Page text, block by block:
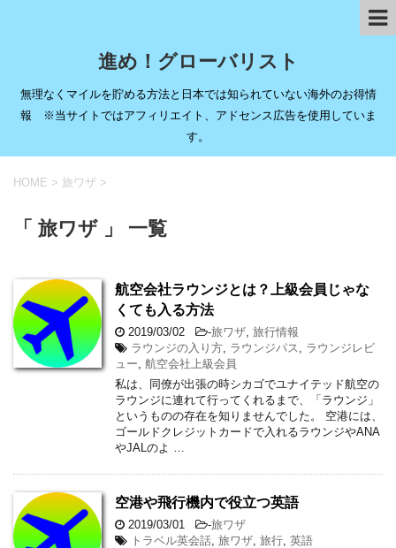
進め！グローバリスト
無理なくマイルを貯める方法と日本では知られていない海外のお得情
報 ※当サイトではアフィリエイト、アドセンス広告を使用していま
す。
HOME > 旅ワザ >
「 旅ワザ 」 一覧
航空会社ラウンジとは？上級会員じゃな
くても入る方法
2019/03/02 -旅ワザ 旅行情報
ラウンジの入り方 ラウンジパス
ラウンジレビ
ュー 航空会社上級会員
私は、同僚が出張の時シカゴでユナイテッド航空の
ラウンジに連れて行ってくれるまで、「ラウンジ」
というものの存在を知りませんでした。 空港には、
ゴールドクレジットカードで入れるラウンジやANA
やJALのよ …
空港や飛行機内で役立つ英語
2019/03/01 -旅ワザ
トラベル英会話 旅ワザ 旅行 英語